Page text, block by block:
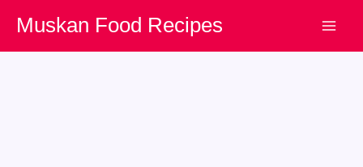
content
Muskan Food Recipes